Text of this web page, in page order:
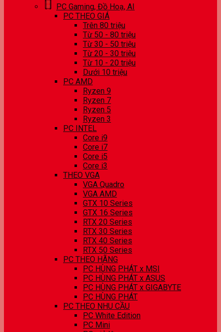
PC Gaming, Đồ Hoạ, AI
PC THEO GIÁ
Trên 80 triệu
Từ 50 - 80 triệu
Từ 30 - 50 triệu
Từ 20 - 30 triệu
Từ 10 - 20 triệu
Dưới 10 triệu
PC AMD
Ryzen 9
Ryzen 7
Ryzen 5
Ryzen 3
PC INTEL
Core i9
Core i7
Core i5
Core i3
THEO VGA
VGA Quadro
VGA AMD
GTX 10 Series
GTX 16 Series
RTX 20 Series
RTX 30 Series
RTX 40 Series
RTX 50 Series
PC THEO HÃNG
PC HÙNG PHÁT x MSI
PC HÙNG PHÁT x ASUS
PC HÙNG PHÁT x GIGABYTE
PC HÙNG PHÁT
PC THEO NHU CẦU
PC White Edition
PC Mini